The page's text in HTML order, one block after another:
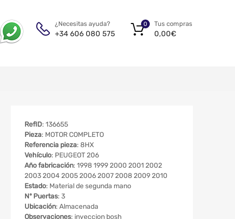
¿Necesitas ayuda?
+34 606 080 575
Tus compras
0,00€
0
RefID: 136655
Pieza: MOTOR COMPLETO
Referencia pieza: 8HX
Vehículo: PEUGEOT 206
Año fabricación: 1998 1999 2000 2001 2002
2003 2004 2005 2006 2007 2008 2009 2010
Estado: Material de segunda mano
Nº Puertas: 3
Ubicación: Almacenada
Observaciones: inyeccion bosh